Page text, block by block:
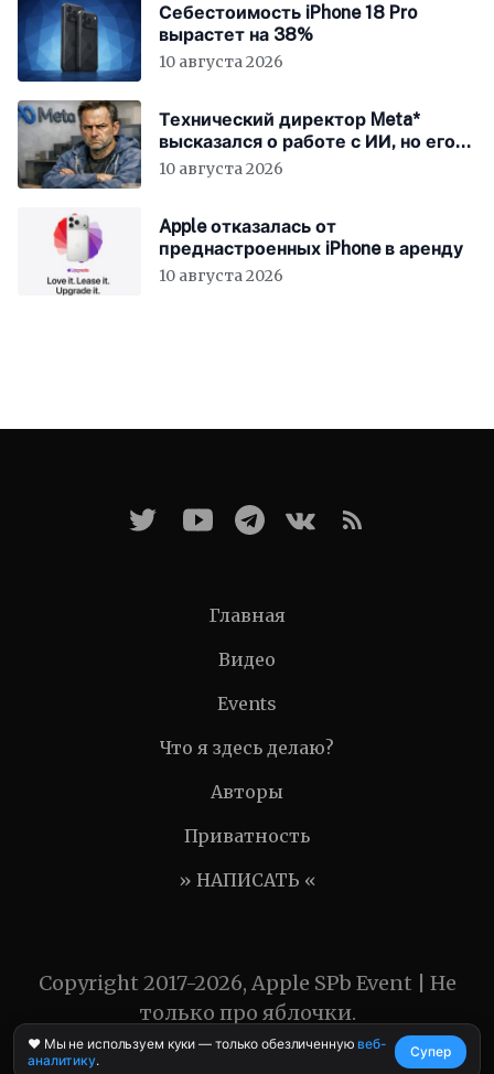
Себестоимость iPhone 18 Pro
вырастет на 38%
10 августа 2026
Технический директор Meta*
высказался о работе с ИИ, но его
не так поняли
10 августа 2026
Apple отказалась от
преднастроенных iPhone в аренду
10 августа 2026
Главная
Видео
Events
Что я здесь делаю?
Авторы
Приватность
» НАПИСАТЬ «
Copyright 2017-2026, Apple SPb Event | Не
только про яблочки.
❤️ Мы не используем куки — только обезличеннуювеб-
аналитику.
Супер